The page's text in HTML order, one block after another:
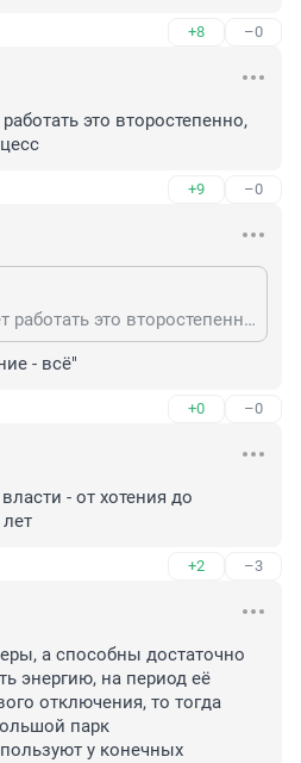
+8 –0
это второстепенно,
+9 –0
Вопрос как это будет работать это второстепенно, главное строить, процесс
- всё"
+0 –0
- от хотения до
+2 –3
а способны достаточно
энергию, на период её
отключения, то тогда
парк
у конечных